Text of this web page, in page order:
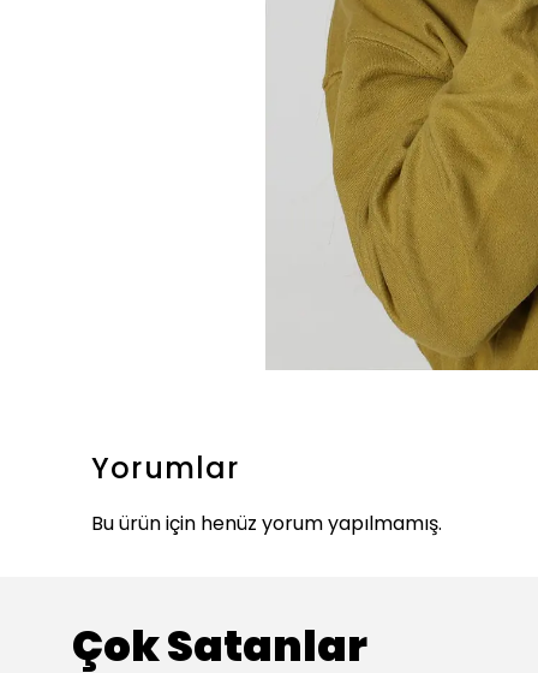
Yorumlar
Bu ürün için henüz yorum yapılmamış.
Çok Satanlar